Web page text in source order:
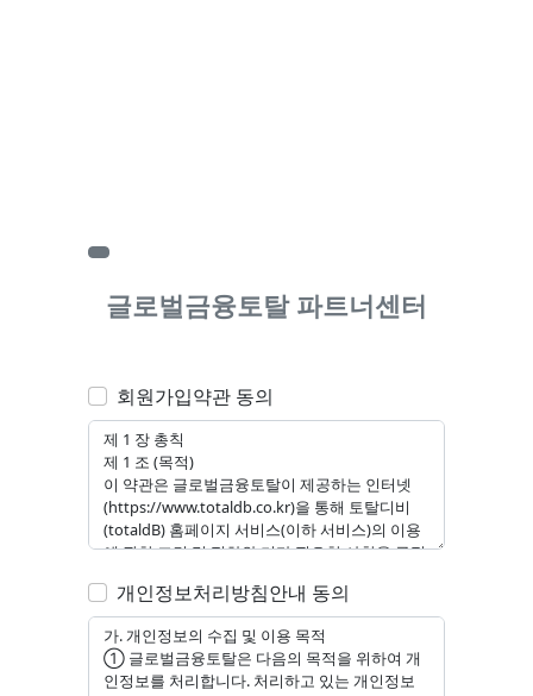
글로벌금융토탈 파트너센터
회원가입약관 동의
개인정보처리방침안내 동의